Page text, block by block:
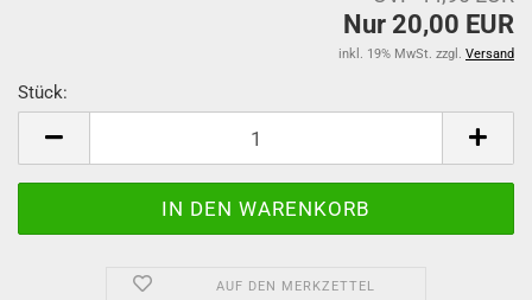
Nur 20,00 EUR
inkl. 19% MwSt. zzgl. Versand
Stück:
AUF DEN MERKZETTEL